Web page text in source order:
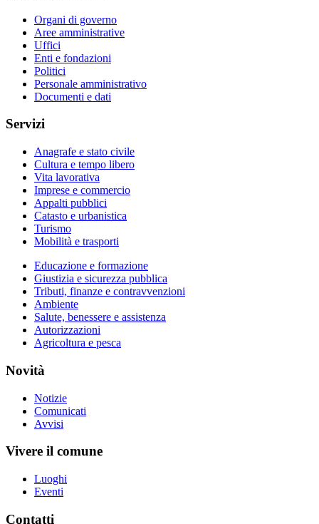
Organi di governo
Aree amministrative
Uffici
Enti e fondazioni
Politici
Personale amministrativo
Documenti e dati
Servizi
Anagrafe e stato civile
Cultura e tempo libero
Vita lavorativa
Imprese e commercio
Appalti pubblici
Catasto e urbanistica
Turismo
Mobilità e trasporti
Educazione e formazione
Giustizia e sicurezza pubblica
Tributi, finanze e contravvenzioni
Ambiente
Salute, benessere e assistenza
Autorizzazioni
Agricoltura e pesca
Novità
Notizie
Comunicati
Avvisi
Vivere il comune
Luoghi
Eventi
Contatti